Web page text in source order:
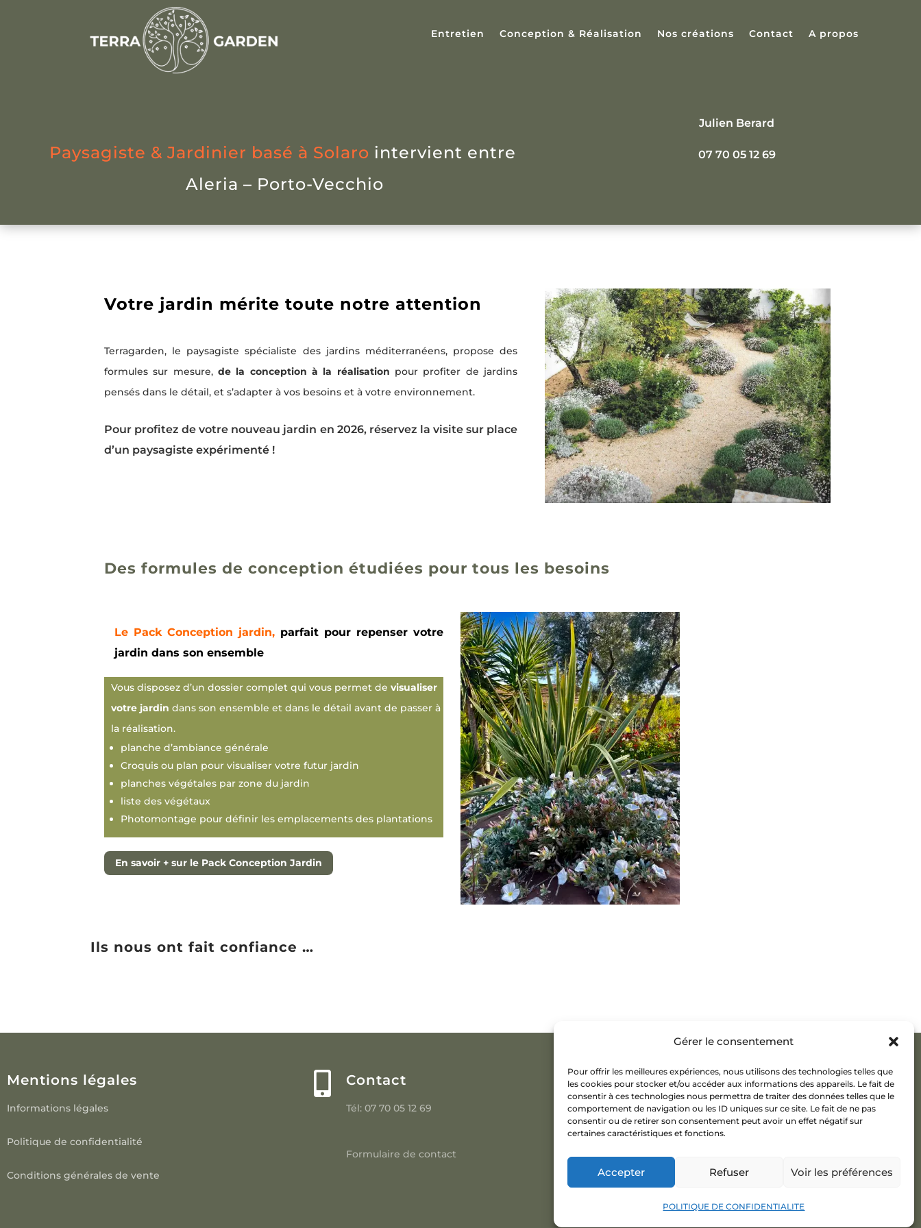
Gérer le consentement
Pour offrir les meilleures expériences, nous utilisons des technologies telles que
les cookies pour stocker et/ou accéder aux informations des appareils. Le fait de
consentir à ces technologies nous permettra de traiter des données telles que le
comportement de navigation ou les ID uniques sur ce site. Le fait de ne pas
consentir ou de retirer son consentement peut avoir un effet négatif sur
certaines caractéristiques et fonctions.
Accepter Refuser Voir les préférences
POLITIQUE DE CONFIDENTIALITE
Entretien Conception & Réalisation Nos créations Contact A propos
Paysagiste & Jardinier basé à Solaro intervient entre
Aleria – Porto-Vecchio
Julien Berard
07 70 05 12 69
Votre jardin mérite toute notre attention
Terragarden, le paysagiste spécialiste des jardins méditerranéens, propose des
formules sur mesure,de la conception à la réalisation pour profiter de jardins
pensés dans le détail, et s’adapter à vos besoins et à votre environnement.
Pour profitez de votre nouveau jardin en 2026, réservez la visite sur place
d’un paysagiste expérimenté !
Des formules de conception étudiées pour tous les besoins
Le Pack Conception jardin, parfait pour repenser votre
jardin dans son ensemble
Vous disposez d’un dossier complet qui vous permet de visualiser
votre jardin dans son ensemble et dans le détail avant de passer à
la réalisation.
planche d’ambiance générale
Croquis ou plan pour visualiser votre futur jardin
planches végétales par zone du jardin
liste des végétaux
Photomontage pour définir les emplacements des plantations
En savoir + sur le Pack Conception Jardin
Ils nous ont fait confiance …
Mentions légales
Informations légales
Politique de confidentialité
Conditions générales de vente
 Contact
Tél: 07 70 05 12 69
Formulaire de contact